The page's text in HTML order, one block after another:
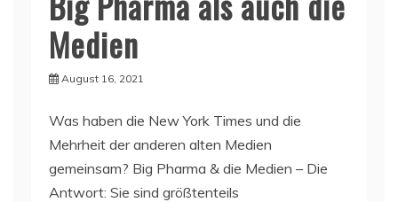
Medien
August 16, 2021
Was haben die New York Times und die
Mehrheit der anderen alten Medien
gemeinsam? Big Pharma & die Medien – Die
Antwort: Sie sind größtenteils